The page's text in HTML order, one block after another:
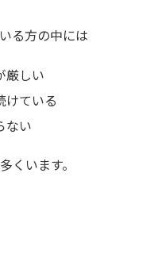
る方の中には
厳しい
けている
ない
くいます。